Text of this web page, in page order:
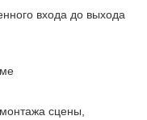
входа до выхода
сцены,